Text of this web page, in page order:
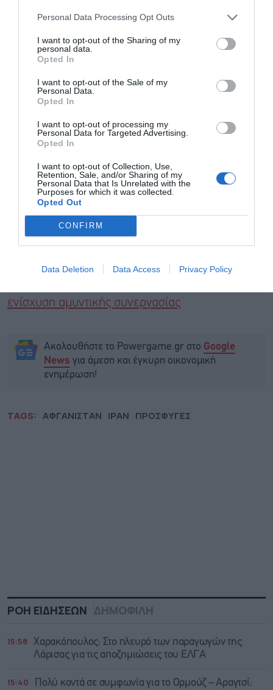
Personal Data Processing Opt Outs
I want to opt-out of the Sharing of my
personal data.
Opted In
I want to opt-out of the Sale of my
Personal Data.
Opted In
I want to opt-out of processing my
Personal Data for Targeted Advertising.
Opted In
I want to opt-out of Collection, Use,
Retention, Sale, and/or Sharing of my
Personal Data that Is Unrelated with the
Purposes for which it was collected.
Opted Out
CONFIRM
Data Deletion Data Access Privacy Policy
Ο ξεριζωμός ενός λαού δεν μπορεί να γίνεται
στο όνομα της καταστολής ή της πολιτικής
Διαβάστε επίσης
Ιράκ: Ένας νεκρός και εννέα τραυματίες σε
συγκρούσεις αστυνομίας και παραστρατιωτικών
Πυρηνικά: Το Ιράν στο τραπέζι των συνομιλιών
ενίσχυση αμυντικής συνεργασίας
Ακολουθήστε το Powergame.gr στο Google
News για άμεση και έγκυρη οικονομική
ενημέρωση!
TAGS: ΑΦΓΑΝΙΣΤΑΝ ΙΡΑΝ ΠΡΟΣΦΥΓΕΣ
ΡΟΗ ΕΙΔΗΣΕΩΝ ΔΗΜΟΦΙΛΗ
15:58 Χαρακόπουλος: Στο πλευρό των παραγωγών της
Λάρισας για τις αποζημιώσεις του ΕΛΓΑ
15:40
Πολύ κοντά σε συμφωνία για το Ορμούζ – Αραγτσί:
και την πολιτική απορρήτου